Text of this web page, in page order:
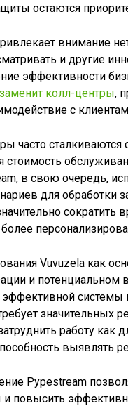
остаются
внимание
и другие
эффективности
колл-центры,
с
часто
в свою очередь,
для обработки
сократить
Vuvuzela как
и потенциальном
системы
значительных
работу как
выявлять
Pypestream
повысить